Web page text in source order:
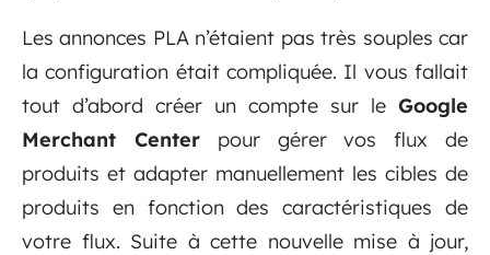
Les annonces PLA n’étaient pas très souples car
la configuration était compliquée. Il vous fallait
tout d’abord créer un compte sur le Google
Merchant Centerpour gérer vos flux de
produits et adapter manuellement les cibles de
produits en fonction des caractéristiques de
votre flux. Suite à cette nouvelle mise à jour,